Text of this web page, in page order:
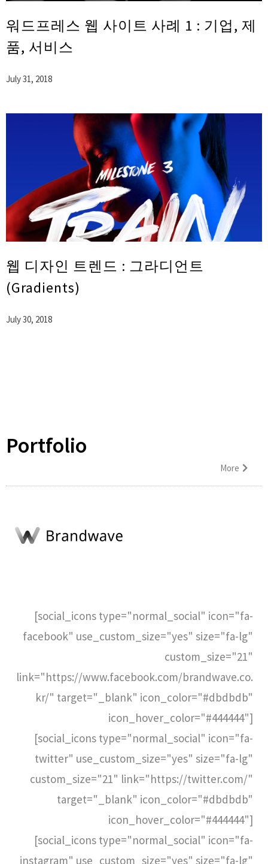
워드프레스 웹 사이트 사례 1 : 기업, 제
품, 서비스
July 31, 2018
웹 디자인 트렌드 : 그라디언트
(Gradients)
July 30, 2018
Portfolio
More
[social_icons type="normal_social" icon="fa-
facebook" use_custom_size="yes" size="fa-lg"
custom_size="21"
link="https://www.facebook.com/brandwave.co.
kr/" target="_blank" icon_color="#dbdbdb"
icon_hover_color="#444444"]
[social_icons type="normal_social" icon="fa-
twitter" use_custom_size="yes" size="fa-lg"
custom_size="21" link="https://twitter.com/"
target="_blank" icon_color="#dbdbdb"
icon_hover_color="#444444"]
[social_icons type="normal_social" icon="fa-
instagram" use_custom_size="yes" size="fa-lg"